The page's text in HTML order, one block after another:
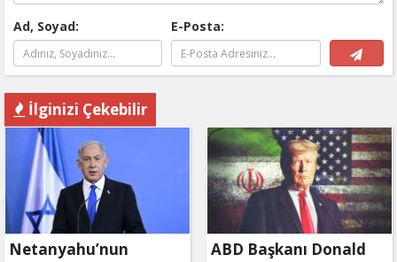
Ad, Soyad: E-Posta:
İlginizi Çekebilir
Netanyahu’nun
ABD Başkanı Donald